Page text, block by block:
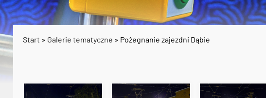
Start » Galerie tematyczne » Pożegnanie zajezdni Dąbie